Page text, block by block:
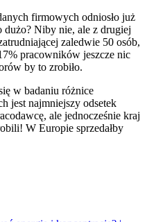
firmowych odniosło już
Niby nie, ale z drugiej
zaledwie 50 osób,
pracowników jeszcze nic
by to zrobiło.
w badaniu różnice
jest najmniejszy odsetek
ale jednocześnie kraj
W Europie sprzedałby